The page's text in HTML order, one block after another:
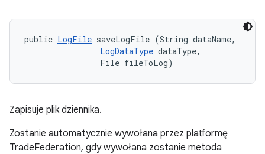
public LogFile saveLogFile (String dataName,
LogDataType dataType,
                File fileToLog)
Zapisuje plik dziennika.
Zostanie automatycznie wywołana przez platformę
TradeFederation, gdy wywołana zostanie metoda